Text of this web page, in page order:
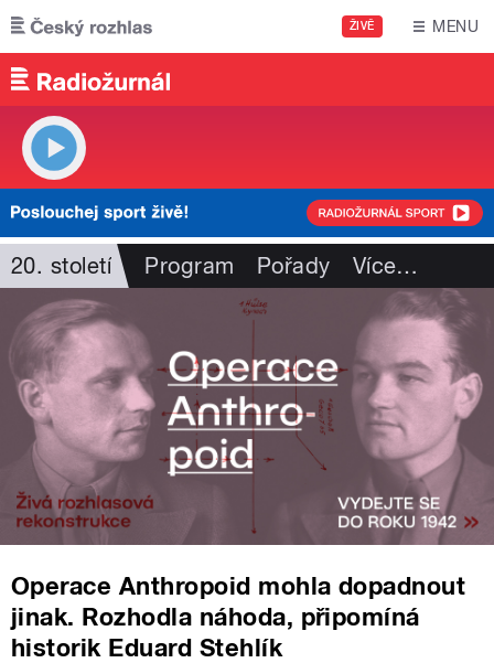
Přejít k hlavnímu obsahu
ŽIVĚ MENU
20. století Program Pořady Více…
Operace Anthropoid mohla dopadnout
jinak. Rozhodla náhoda, připomíná
historik Eduard Stehlík